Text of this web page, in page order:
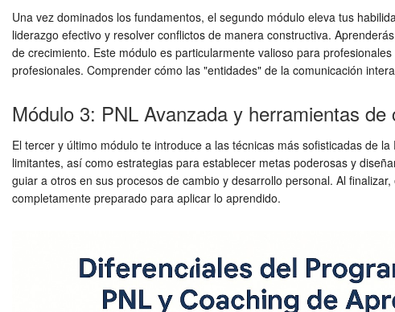
Una vez dominados los fundamentos, el segundo módulo eleva tus
liderazgo efectivo y resolver conflictos de manera constructiva.
de crecimiento. Este módulo es particularmente valioso para
profesionales. Comprender cómo las "entidades" de la comunicación
Módulo 3: PNL Avanzada y herramientas de
El tercer y último módulo te introduce a las técnicas más sofisticadas de
limitantes, así como estrategias para establecer metas poderosas y
guiar a otros en sus procesos de cambio y desarrollo personal. Al
completamente preparado para aplicar lo aprendido.